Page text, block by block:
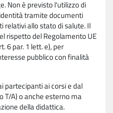
Non è previsto l'utilizzo di
tramite documenti
relativi allo stato di salute. Il
rispetto del Regolamento UE
6 par. 1 lett. e), per
pubblico con finalità
partecipanti ai corsi e dal
T/A) o anche esterno ma
della didattica.